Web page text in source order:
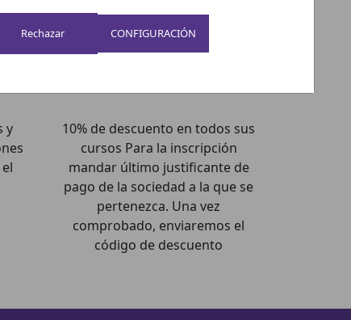
y
10% de descuento en todos sus
cursos Para la inscripción
mandar último justificante de
pago de la sociedad a la que se
pertenezca. Una vez
comprobado, enviaremos el
código de descuento
CONFIGURACIÓN